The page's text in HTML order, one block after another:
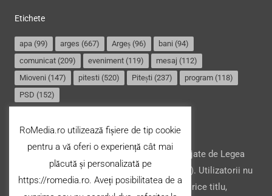
Etichete
apa (99) arges (667) Argeș (96) bani (94)
comunicat (209) eveniment (119) mesaj (112)
Mioveni (147) pitesti (520) Pitești (237) program (118)
PSD (152)
Termeni și condiții
Website-ul şi conţinutul acestuia, sunt protejate de Legea
drepturilor de autor din România (nr. 8/1996). Utilizatorii nu
pot copia, stoca, modifica ori transfera cu orice titlu,
RoMedia.ro utilizează fișiere de tip cookie
pentru a vă oferi o experiență cât mai
plăcută și personalizată pe
https://romedia.ro. Aveți posibilitatea de a